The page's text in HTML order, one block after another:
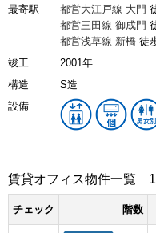
最寄駅 都営大江戸線 大門
都営三田線 御成門
都営浅草線 新橋 徒
竣工
2001年
構造
S造
設備
賃貸オフィス物件一覧
チェック 階数